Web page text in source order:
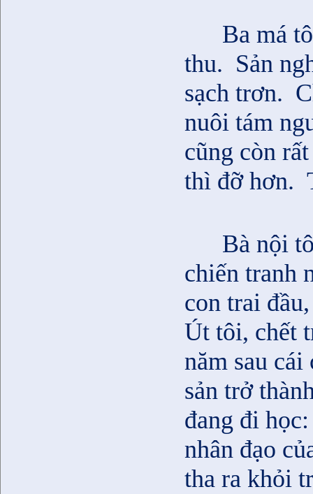
Ba má
thu. Sản
sạch trơn.
nuôi tám
cũng còn
thì đỡ hơn.
Bà nội
chiến tranh
con trai
Út tôi, chết
năm sau
sản trở
đang đi
nhân đạo
tha ra khỏi